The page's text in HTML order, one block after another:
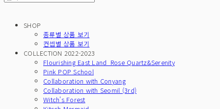
SHOP
종류별 상품 보기
컨셉별 상품 보기
COLLECTION 2022-2023
Flourishing East Land_Rose Quartz&Serenity
Pink POP School
Collaboration with Conyang
Collaboration with Seomil (3rd)
Witch's Forest